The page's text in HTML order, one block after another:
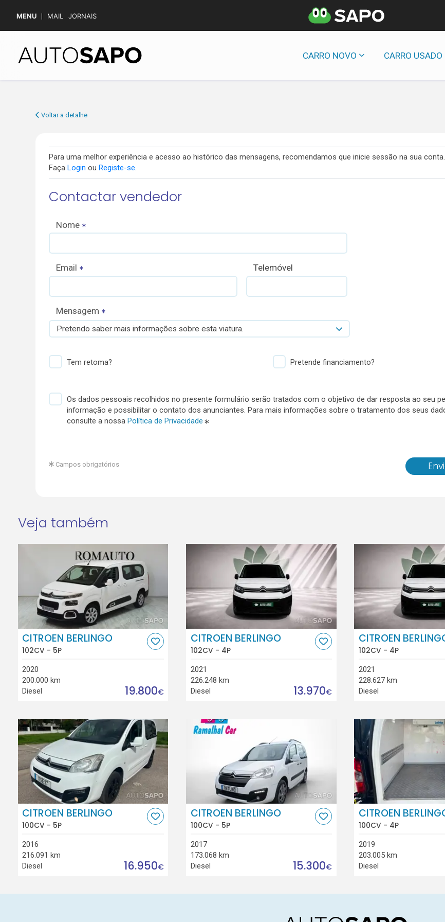
MENU MAIL JORNAIS
CARRO NOVO CARRO USADO
Voltar a detalhe
Para uma melhor experiência e acesso ao histórico das mensagens, recomendamos que inicie sessão na sua conta.
Faça Login ou Registe-se.
Contactar vendedor
Nome
Email Telemóvel
Mensagem
Pretendo saber mais informações sobre esta viatura.
Tem retoma? Pretende financiamento?
Os dados pessoais recolhidos no presente formulário serão tratados com o objetivo de dar resposta ao seu
informação e possibilitar o contato dos anunciantes. Para mais informações sobre o tratamento dos seus
consulte a nossa Política de Privacidade
Campos obrigatórios
Veja também
CITROEN BERLINGO
102CV - 5P
2020
200.000 km
Diesel
19.800€
CITROEN BERLINGO
102CV - 4P
2021
226.248 km
Diesel
13.970€
CITROEN
102CV - 4P
2021
228.627 km
Diesel
CITROEN BERLINGO
100CV - 5P
2016
216.091 km
Diesel
16.950€
CITROEN BERLINGO
100CV - 5P
2017
173.068 km
Diesel
15.300€
CITROEN
100CV - 4P
2019
203.005 km
Diesel